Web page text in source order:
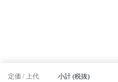
定価 / 上代 小計 (税抜)